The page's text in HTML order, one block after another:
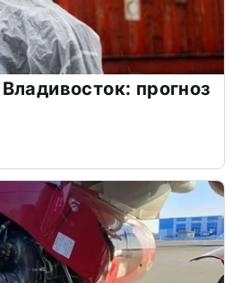
прогноз